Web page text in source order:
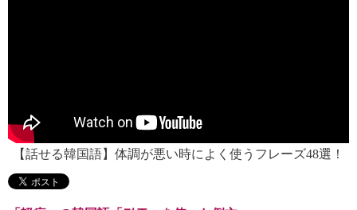
【話せる韓国語】体調が悪い時によく使うフレーズ48選！